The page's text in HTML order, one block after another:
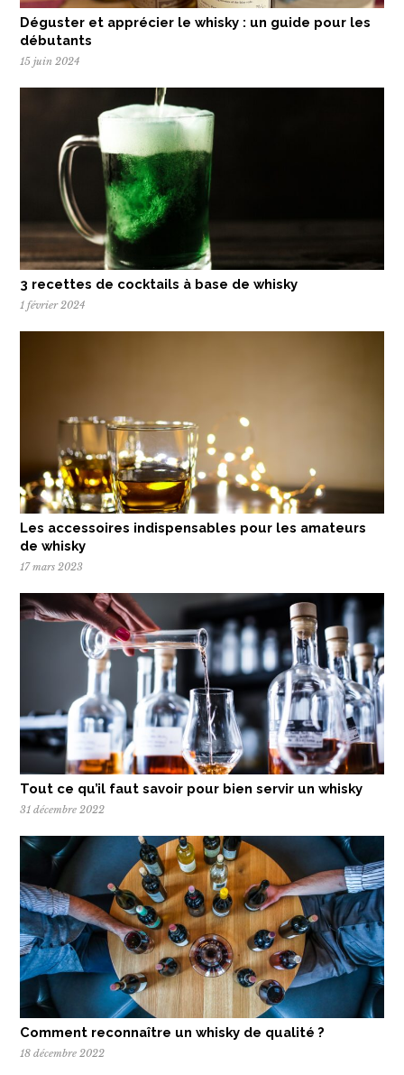
Déguster et apprécier le whisky : un guide pour les
débutants
15 juin 2024
3 recettes de cocktails à base de whisky
1 février 2024
Les accessoires indispensables pour les amateurs
de whisky
17 mars 2023
Tout ce qu’il faut savoir pour bien servir un whisky
31 décembre 2022
Comment reconnaître un whisky de qualité ?
18 décembre 2022